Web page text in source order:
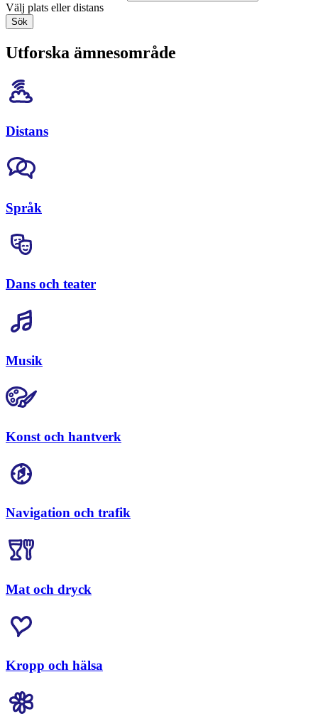
Välj plats eller distans
Sök
Utforska ämnesområde
Distans
Språk
Dans och teater
Musik
Konst och hantverk
Navigation och trafik
Mat och dryck
Kropp och hälsa